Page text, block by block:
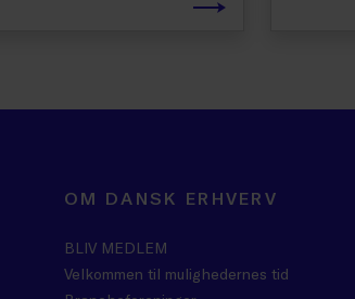
OM DANSK ERHVERV
BLIV MEDLEM
Velkommen til mulighedernes tid